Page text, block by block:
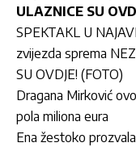
ULAZNICE SU
SPEKTAKL U
zvijezda sprema
SU OVDJE! (FOTO)
Dragana Mirković
pola miliona eura
Ena žestoko